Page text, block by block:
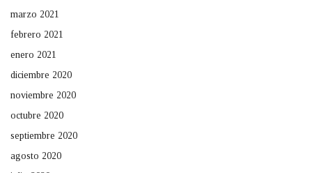
marzo 2021
febrero 2021
enero 2021
diciembre 2020
noviembre 2020
octubre 2020
septiembre 2020
agosto 2020